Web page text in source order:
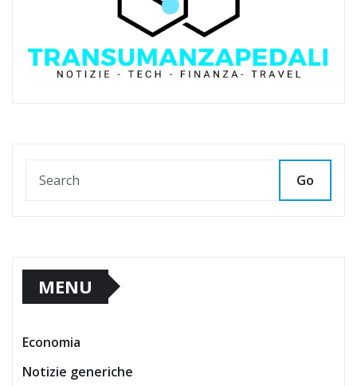
Go
MENU
Economia
Notizie generiche